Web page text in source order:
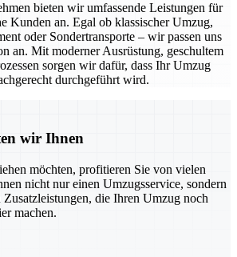
bieten wir umfassende Leistungen für
Kunden an. Egal ob klassischer Umzug,
oder Sondertransporte – wir passen uns
an. Mit moderner Ausrüstung, geschultem
sorgen wir dafür, dass Ihr Umzug
durchgeführt wird.
wir Ihnen
möchten, profitieren Sie von vielen
nicht nur einen Umzugsservice, sondern
die Ihren Umzug noch
machen.